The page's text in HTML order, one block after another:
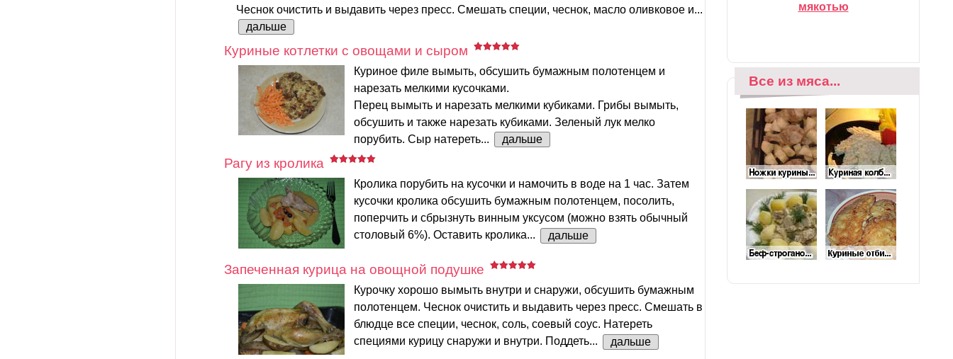
Чеснок очистить и выдавить через пресс. Смешать специи, чеснок, масло оливковое и...
дальше
Куриные котлетки с овощами и сыром
Куриное филе вымыть, обсушить бумажным полотенцем и
нарезать мелкими кусочками.
Перец вымыть и нарезать мелкими кубиками. Грибы вымыть,
обсушить и также нарезать кубиками. Зеленый лук мелко
порубить. Сыр натереть...
дальше
Рагу из кролика
Кролика порубить на кусочки и намочить в воде на 1 час. Затем
кусочки кролика обсушить бумажным полотенцем, посолить,
поперчить и сбрызнуть винным уксусом (можно взять обычный
столовый 6%). Оставить кролика...
дальше
Запеченная курица на овощной подушке
Курочку хорошо вымыть внутри и снаружи, обсушить бумажным
полотенцем. Чеснок очистить и выдавить через пресс. Смешать в
блюдце все специи, чеснок, соль, соевый соус. Натереть
специями курицу снаружи и внутри. Поддеть...
дальше
мякотью
Все из мяса...